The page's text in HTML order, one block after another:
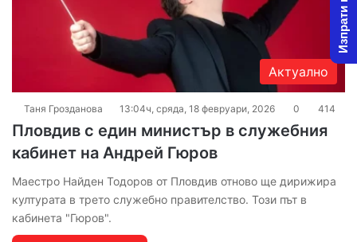
Актуално
Таня Грозданова 13:04ч, сряда, 18 февруари, 2026 0 414
Пловдив с един министър в служебния
кабинет на Андрей Гюров
Маестро Найден Тодоров от Пловдив отново ще дирижира
културата в трето служебно правителство. Този път в
кабинета "Гюров".